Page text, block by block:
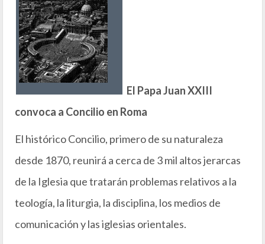
El Papa Juan XXIII
convoca a Concilio en Roma
El histórico Concilio, primero de su naturaleza
desde 1870, reunirá a cerca de 3 mil altos jerarcas
de la Iglesia que tratarán problemas relativos a la
teología, la liturgia, la disciplina, los medios de
comunicación y las iglesias orientales.